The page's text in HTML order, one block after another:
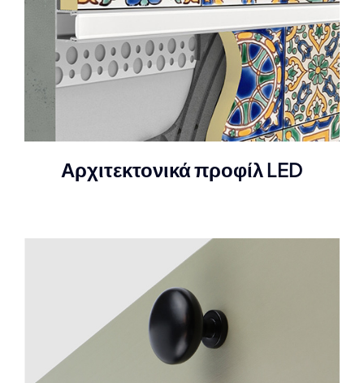
Αρχιτεκτονικά προφίλ LED